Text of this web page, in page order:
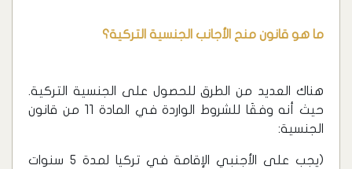
ما هو قانون منح الأجانب الجنسية التركية؟
هناك العديد من الطرق للحصول على الجنسية التركية.
حيث أنه وفقَا للشروط الواردة في المادة 11 من قانون
الجنسية:
(يجب على الأجنبي الإقامة في تركيا لمدة 5 سنوات